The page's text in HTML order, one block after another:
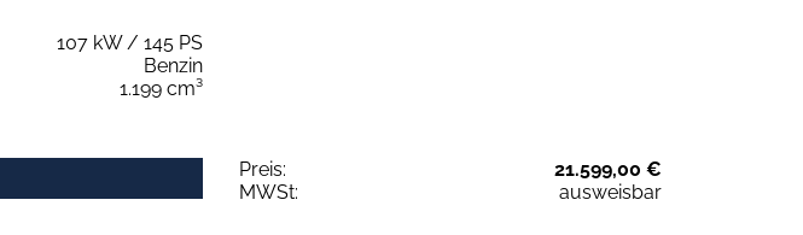
107 kW / 145 PS
Benzin
1.199 cm³
Preis:
21.599,00 €
MWSt:
ausweisbar